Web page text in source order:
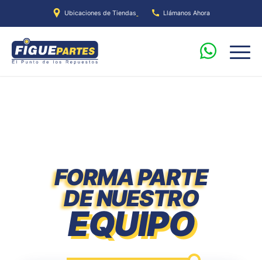
Ubicaciones de Tiendas Llámanos Ahora
FORMA PARTE
DE NUESTRO
EQUIPO